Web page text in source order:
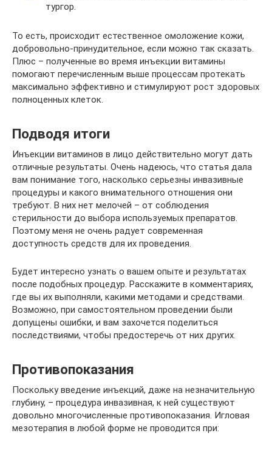
тургор.
То есть, происходит естественное омоложение кожи,
добровольно-принудительное, если можно так сказать.
Плюс – полученные во время инъекции витамины
помогают перечисленным выше процессам протекать
максимально эффективно и стимулируют рост здоровых
полноценных клеток.
Подводя итоги
Инъекции витаминов в лицо действительно могут дать
отличные результаты. Очень надеюсь, что статья дала
вам понимание того, насколько серьезны инвазивные
процедуры и какого внимательного отношения они
требуют. В них нет мелочей – от соблюдения
стерильности до выбора используемых препаратов.
Поэтому меня не очень радует современная
доступность средств для их проведения.
Будет интересно узнать о вашем опыте и результатах
после подобных процедур. Расскажите в комментариях,
где вы их выполняли, какими методами и средствами.
Возможно, при самостоятельном проведении были
допущены ошибки, и вам захочется поделиться
последствиями, чтобы предостеречь от них других.
Противопоказания
Поскольку введение инъекций, даже на незначительную
глубину, – процедура инвазивная, к ней существуют
довольно многочисленные противопоказания. Игловая
мезотерапия в любой форме не проводится при: